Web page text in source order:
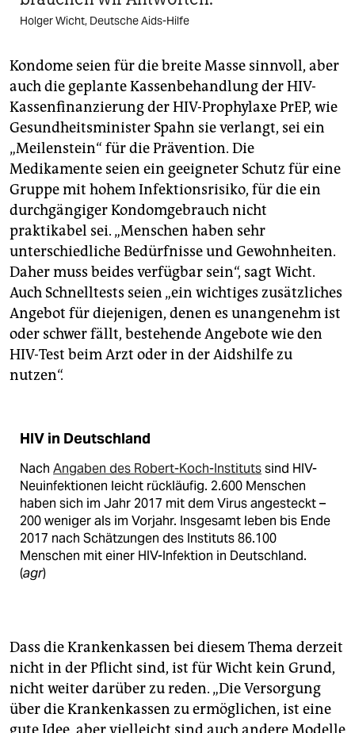
Holger Wicht, Deutsche Aids-Hilfe
Kondome seien für die breite Masse sinnvoll, aber
auch die geplante Kassenbehandlung der HIV-
Kassenfinanzierung der HIV-Prophylaxe PrEP, wie
Gesundheitsminister Spahn sie verlangt, sei ein
„Meilenstein“ für die Prävention. Die
Medikamente seien ein geeigneter Schutz für eine
Gruppe mit hohem Infektionsrisiko, für die ein
durchgängiger Kondomgebrauch nicht
praktikabel sei. „Menschen haben sehr
unterschiedliche Bedürfnisse und Gewohnheiten.
Daher muss beides verfügbar sein“, sagt Wicht.
Auch Schnelltests seien „ein wichtiges zusätzliches
Angebot für diejenigen, denen es unangenehm ist
oder schwer fällt, bestehende Angebote wie den
HIV-Test beim Arzt oder in der Aidshilfe zu
nutzen“.
HIV in Deutschland
Nach Angaben des Robert-Koch-Institutssind HIV-
Neuinfektionen leicht rückläufig. 2.600 Menschen
haben sich im Jahr 2017 mit dem Virus angesteckt –
200 weniger als im Vorjahr. Insgesamt leben bis Ende
2017 nach Schätzungen des Instituts 86.100
Menschen mit einer HIV-Infektion in Deutschland.
(agr)
Dass die Krankenkassen bei diesem Thema derzeit
nicht in der Pflicht sind, ist für Wicht kein Grund,
nicht weiter darüber zu reden. „Die Versorgung
über die Krankenkassen zu ermöglichen, ist eine